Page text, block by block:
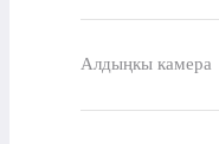
Алдыңкы камера